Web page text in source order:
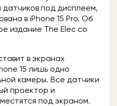
под дисплеем,
в iPhone 15 Pro. Об
издание The Elec со
в экранах
15 лишь одно
камеры. Все датчики
проектор и
под экраном.